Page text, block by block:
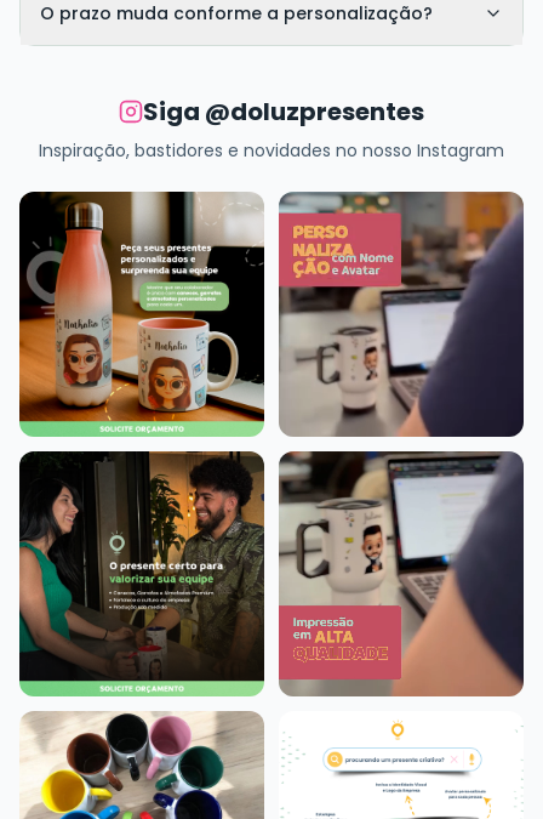
O prazo muda conforme a personalização?
Siga @doluzpresentes
Inspiração, bastidores e novidades no nosso Instagram